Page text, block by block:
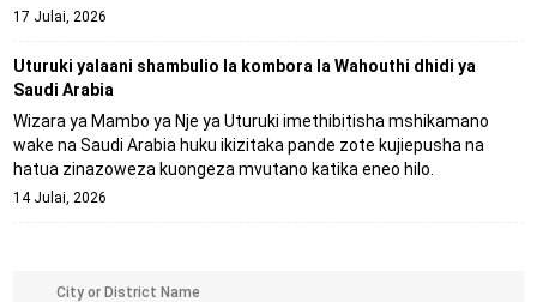
17 Julai, 2026
Uturuki yalaani shambulio la kombora la Wahouthi dhidi ya
Saudi Arabia
Wizara ya Mambo ya Nje ya Uturuki imethibitisha mshikamano
wake na Saudi Arabia huku ikizitaka pande zote kujiepusha na
hatua zinazoweza kuongeza mvutano katika eneo hilo.
14 Julai, 2026